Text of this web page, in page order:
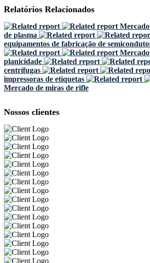
Relatórios Relacionados
de plasma
equipamentos de fabricação de
planicidade
centrífugas
impressoras de etiquetas
Mercado de miras de rifle
Nossos clientes